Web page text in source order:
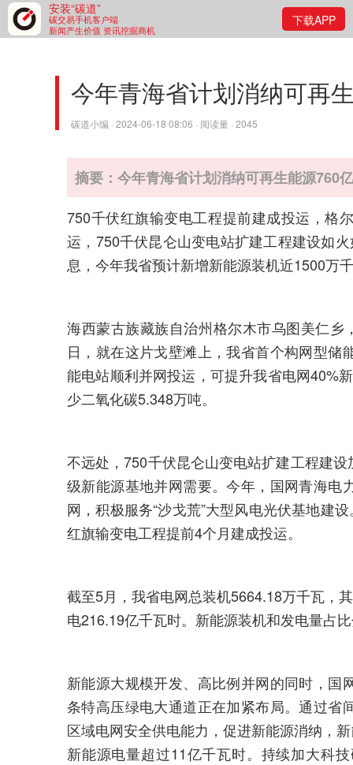
安装“碳道”
碳交易手机客户端
新闻产生价值 资讯挖掘商机
下载APP
今年青海省计划消纳可再
碳道小编 · 2024-06-18 08:06 · 阅读量 · 2045
摘要：今年青海省计划消纳可再生能源760
750千伏红旗输变电工程提前建成投运，格
运，750千伏昆仑山变电站扩建工程建设如
息，今年我省预计新增新能源装机近1500万
海西蒙古族藏族自治州格尔木市乌图美仁
日，就在这片戈壁滩上，我省首个构网型
能电站顺利并网投运，可提升我省电网40%
少二氧化碳5.348万吨。
不远处，750千伏昆仑山变电站扩建工程建
级新能源基地并网需要。今年，国网青海电
网，积极服务“沙戈荒”大型风电光伏基地建
红旗输变电工程提前4个月建成投运。
截至5月，我省电网总装机5664.18万千瓦，
电216.19亿千瓦时。新能源装机和发电量占
新能源大规模开发、高比例并网的同时，国
条特高压绿电大通道正在加紧布局。通过省
区域电网安全供电能力，促进新能源消纳，
新能源电量超过11亿千瓦时。持续加大科